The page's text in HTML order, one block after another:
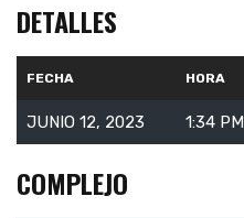
DETALLES
FECHA HORA
JUNIO 12, 2023 1:34 PM
COMPLEJO